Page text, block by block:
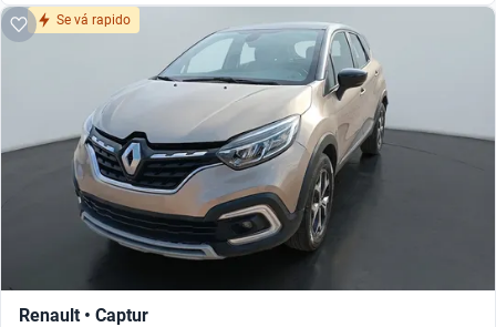
Se vá rapido
Renault • Captur